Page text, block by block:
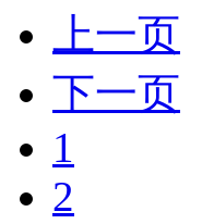
上一页
下一页
1
2